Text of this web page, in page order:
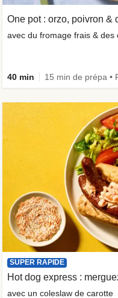
One pot : orzo, poivron &
avec du fromage frais & des
40 min
SUPER RAPIDE
Hot dog express :
avec un coleslaw de carotte